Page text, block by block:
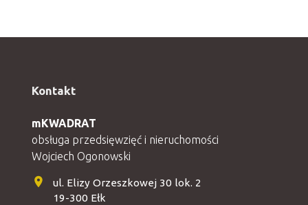
Kontakt
mKWADRAT
obsługa przedsięwzięć i nieruchomości
Wojciech Ogonowski
ul. Elizy Orzeszkowej 30 lok. 2
19-300 Ełk